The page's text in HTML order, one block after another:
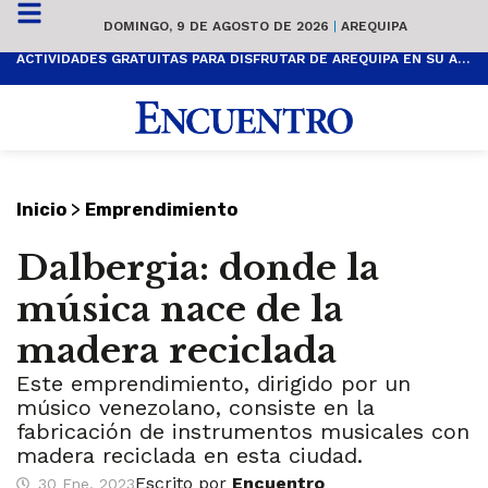
DOMINGO, 9 DE AGOSTO DE 2026 | AREQUIPA
ACTIVIDADES GRATUITAS PARA DISFRUTAR DE AREQUIPA EN SU ANIVERSARIO
Inicio > Emprendimiento
Dalbergia: donde la
música nace de la
madera reciclada
Este emprendimiento, dirigido por un
músico venezolano, consiste en la
fabricación de instrumentos musicales con
madera reciclada en esta ciudad.
30 Ene, 2023Escrito por Encuentro